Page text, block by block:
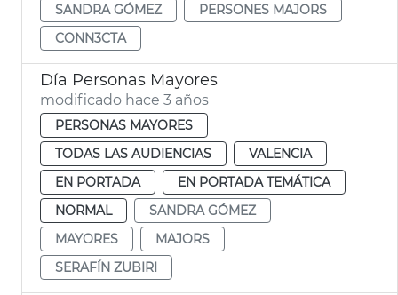
SANDRA GÓMEZ
PERSONES MAJORS
CONN3CTA
Día Personas Mayores
modificado hace 3 años
PERSONAS MAYORES
TODAS LAS AUDIENCIAS
VALENCIA
EN PORTADA
EN PORTADA TEMÁTICA
NORMAL
SANDRA GÓMEZ
MAYORES
MAJORS
SERAFÍN ZUBIRI